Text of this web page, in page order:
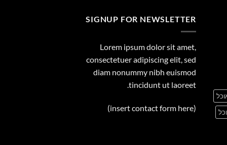
SIGNUP FOR NEWSLETTER
Lorem ipsum dolor sit amet,
consectetuer adipiscing elit, sed
diam nonummy nibh euismod
tincidunt ut laoreet.
(insert contact form here)